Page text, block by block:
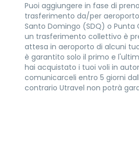
Puoi aggiungere in fase di
trasferimento da/per aeroporto
Santo Domingo (SDQ) o Punta
un trasferimento collettivo è
attesa in aeroporto di alcuni
è garantito solo il primo e
hai acquistato i tuoi voli in
comunicarceli entro 5 giorni
contrario Utravel non potrà